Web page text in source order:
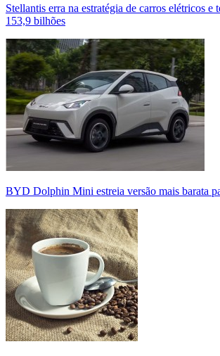
Stellantis erra na estratégia de carros elétricos e
153,9 bilhões
BYD Dolphin Mini estreia versão mais barata